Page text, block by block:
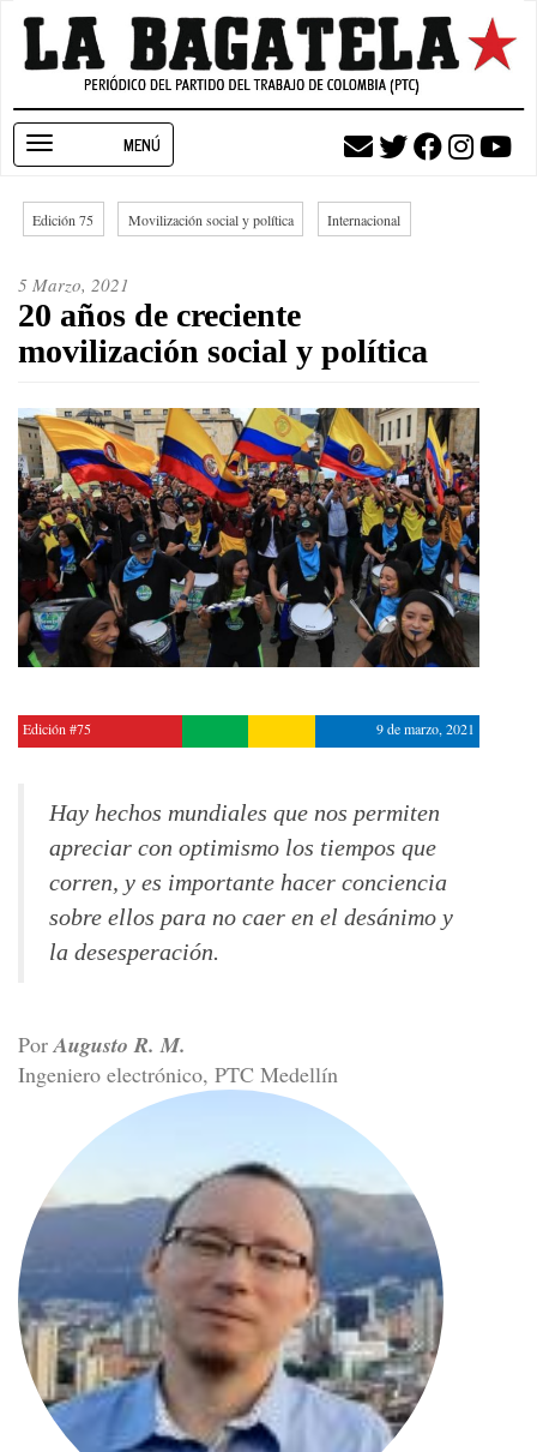
Pasar
contenido
navigation
Edición 75 Movilización social y política Internacional
5 Marzo, 2021
20 años de creciente
movilización social y política
Edición #75 9 de marzo, 2021
Hay hechos mundiales que nos permiten
apreciar con optimismo los tiempos que
corren, y es importante hacer conciencia
sobre ellos para no caer en el desánimo y
la desesperación.
Por Augusto R. M.
Ingeniero electrónico, PTC Medellín